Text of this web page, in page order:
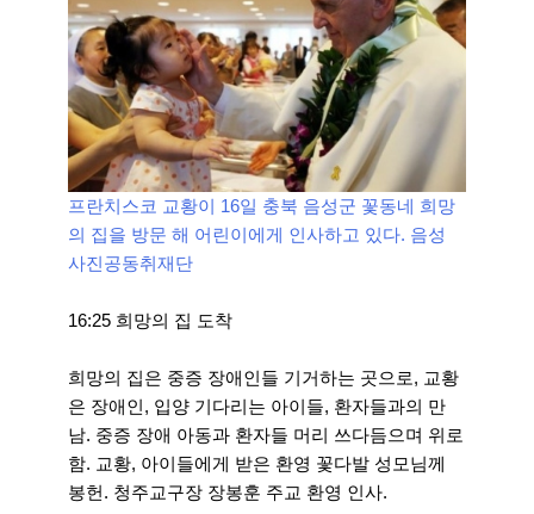
프란치스코 교황이 16일 충북 음성군 꽃동네 희망
의 집을 방문 해 어린이에게 인사하고 있다. 음성
사진공동취재단
16:25 희망의 집 도착
희망의 집은 중증 장애인들 기거하는 곳으로, 교황
은 장애인, 입양 기다리는 아이들, 환자들과의 만
남. 중증 장애 아동과 환자들 머리 쓰다듬으며 위로
함. 교황, 아이들에게 받은 환영 꽃다발 성모님께
봉헌. 청주교구장 장봉훈 주교 환영 인사.